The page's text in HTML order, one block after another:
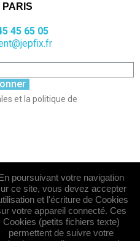
PARIS
45 65 05
et la politique de
poursuivant votre navigation
ce site, vous devez accepter
et l'écriture de Cookies
votre appareil connecté. Ces
Cookies (petits fichiers texte)
permettent de suivre votre